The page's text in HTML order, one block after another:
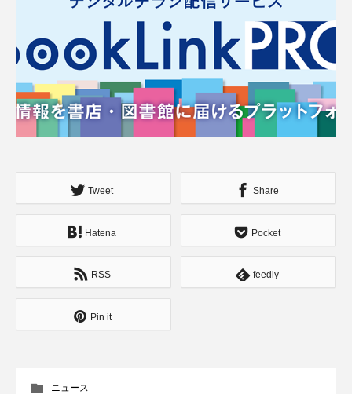
Tweet Share
Hatena Pocket
RSS feedly
Pin it
ニュース